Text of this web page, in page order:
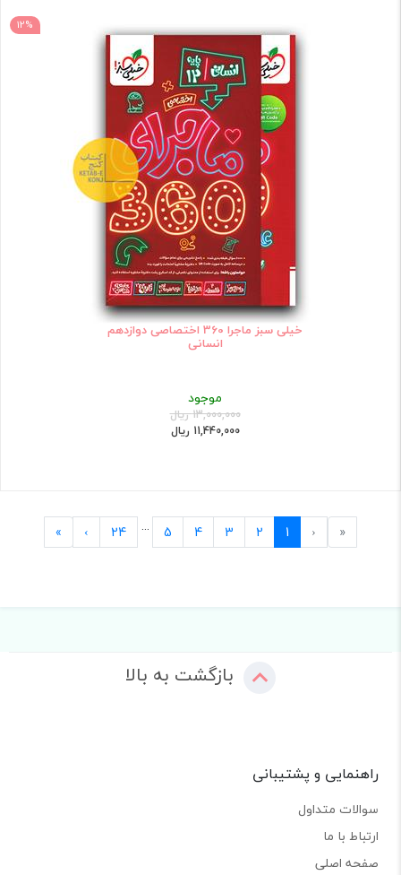
12%
خیلی سبز ماجرا 360 اختصاصی دوازدهم
انسانی
موجود
13,000,000 ریال
11,440,000 ریال
«
First
‹
Previous
1
2
3
4
5
...
24
›
Next
»
بازگشت به بالا
راهنمایی و پشتیبانی
سوالات متداول
ارتباط با ما
صفحه اصلی